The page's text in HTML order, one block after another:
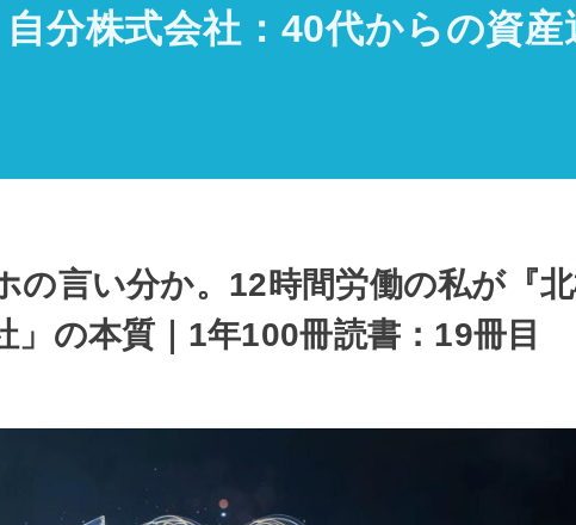
分株式会社：40代からの資産
の言い分か。12時間労働の私が『
の本質｜1年100冊読書：19冊目